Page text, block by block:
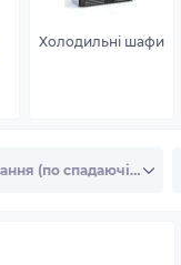
Холодильні шафи